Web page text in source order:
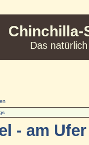
Chinchilla-
Das
- am